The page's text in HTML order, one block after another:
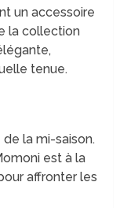
un accessoire
la collection
tenue.
la mi-saison.
est à la
affronter les